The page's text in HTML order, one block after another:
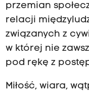
przemian
relacji
związanych z
w której nie
pod rękę z
Miłość, wiara,